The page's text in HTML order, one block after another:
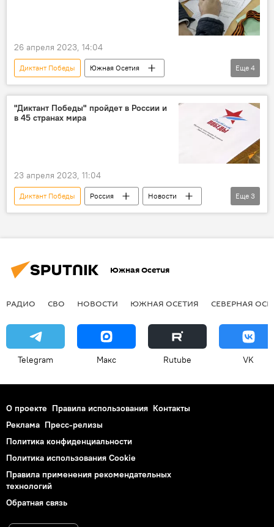
Новости
26 апреля 2023, 14:04
Диктант Победы
Южная Осетия
Новости
Цхинвал
Кавказ
ЮОГУ
Россотрудничество
Еще 4
"Диктант Победы" пройдет в России и
в 45 странах мира
23 апреля 2023, 11:04
Диктант Победы Россия
Новости
Северная Осетия
Еще 3
Южная Осетия
РАДИО СВО НОВОСТИ ЮЖНАЯ ОСЕТИЯ СЕВЕРНАЯ
Telegram Макс Rutube VK
О проекте Правила использования Контакты
Реклама Пресс-релизы
Политика конфиденциальности
Политика использования Cookie
Правила применения рекомендательных
технологий
Обратная связь